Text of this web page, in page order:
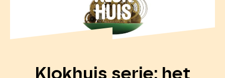
Klokhuis serie: het